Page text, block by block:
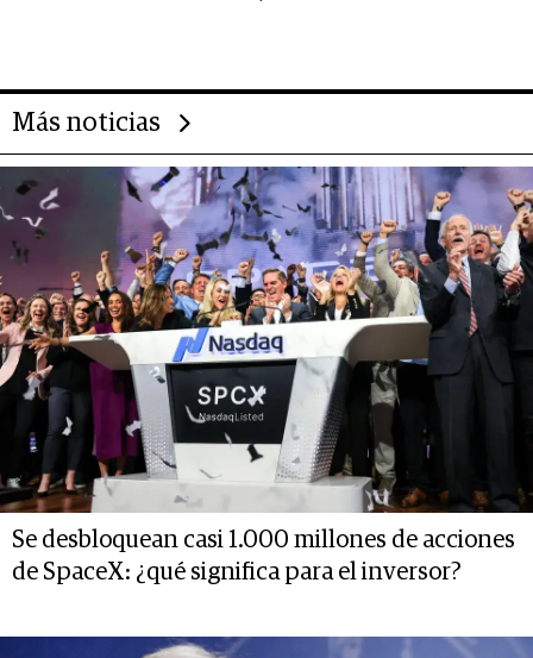
Más noticias
Se desbloquean casi 1.000 millones de acciones
de SpaceX: ¿qué significa para el inversor?